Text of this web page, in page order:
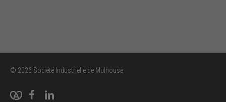
© 2026 Société Industrielle de Mulhouse.
facebooklinkedin